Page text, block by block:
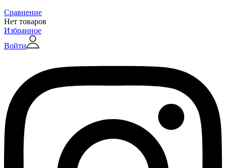
Сравнение
Нет товаров
Избранное
Войти